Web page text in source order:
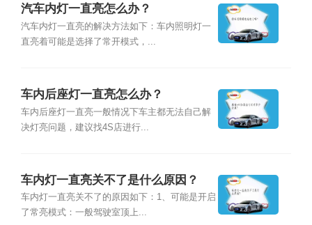
汽车内灯一直亮怎么办？
汽车内灯一直亮的解决方法如下：车内照明灯一
直亮着可能是选择了常开模式，...
车内后座灯一直亮怎么办？
车内后座灯一直亮一般情况下车主都无法自己解
决灯亮问题，建议找4S店进行...
车内灯一直亮关不了是什么原因？
车内灯一直亮关不了的原因如下：1、可能是开启
了常亮模式：一般驾驶室顶上...